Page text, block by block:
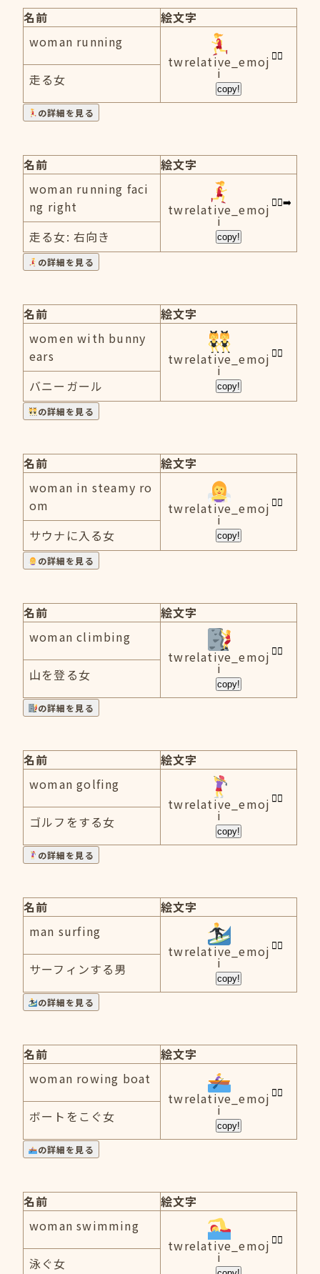
名前
絵文字
woman running
twrelative_emoj
i
copy!
走る女
の詳細を見る
名前
絵文字
woman running faci
ng right
twrelative_emoj
i
copy!
走る女: 右向き
の詳細を見る
名前
絵文字
women with bunny
ears
twrelative_emoj
i
copy!
バニーガール
の詳細を見る
名前
絵文字
woman in steamy ro
om
twrelative_emoj
i
copy!
サウナに入る女
の詳細を見る
名前
絵文字
woman climbing
twrelative_emoj
i
copy!
山を登る女
の詳細を見る
名前
絵文字
woman golfing
twrelative_emoj
i
copy!
ゴルフをする女
の詳細を見る
名前
絵文字
man surfing
twrelative_emoj
i
copy!
サーフィンする男
の詳細を見る
名前
絵文字
woman rowing boat
twrelative_emoj
i
copy!
ボートをこぐ女
の詳細を見る
名前
絵文字
woman swimming
twrelative_emoj
i
泳ぐ女